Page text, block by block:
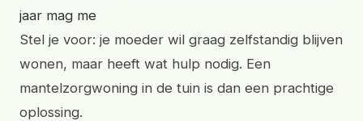
jaar mag me
Stel je voor: je moeder wil graag zelfstandig blijven
wonen, maar heeft wat hulp nodig. Een
mantelzorgwoning in de tuin is dan een prachtige
oplossing.